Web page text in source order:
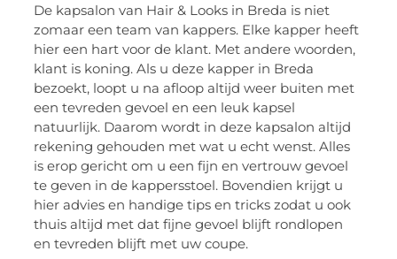
De kapsalon van Hair & Looks in Breda is niet
zomaar een team van kappers. Elke kapper heeft
hier een hart voor de klant. Met andere woorden,
klant is koning. Als u deze kapper in Breda
bezoekt, loopt u na afloop altijd weer buiten met
een tevreden gevoel en een leuk kapsel
natuurlijk. Daarom wordt in deze kapsalon altijd
rekening gehouden met wat u echt wenst. Alles
is erop gericht om u een fijn en vertrouw gevoel
te geven in de kappersstoel. Bovendien krijgt u
hier advies en handige tips en tricks zodat u ook
thuis altijd met dat fijne gevoel blijft rondlopen
en tevreden blijft met uw coupe.